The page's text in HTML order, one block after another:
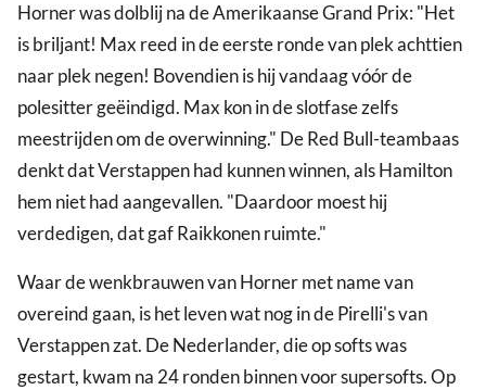
Horner was dolblij na de Amerikaanse Grand Prix: "Het
is briljant! Max reed in de eerste ronde van plek achttien
naar plek negen! Bovendien is hij vandaag vóór de
polesitter geëindigd. Max kon in de slotfase zelfs
meestrijden om de overwinning." De Red Bull-teambaas
denkt dat Verstappen had kunnen winnen, als Hamilton
hem niet had aangevallen. "Daardoor moest hij
verdedigen, dat gaf Raikkonen ruimte."
Waar de wenkbrauwen van Horner met name van
overeind gaan, is het leven wat nog in de Pirelli's van
Verstappen zat. De Nederlander, die op softs was
gestart, kwam na 24 ronden binnen voor supersofts. Op